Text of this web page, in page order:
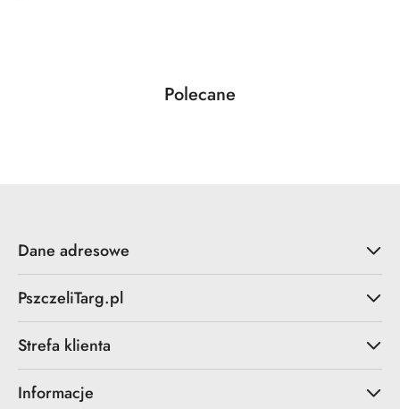
Pomiń karuzelę produktów
Produkty
Polecane
Dane adresowe
PszczeliTarg.pl
Strefa klienta
Informacje